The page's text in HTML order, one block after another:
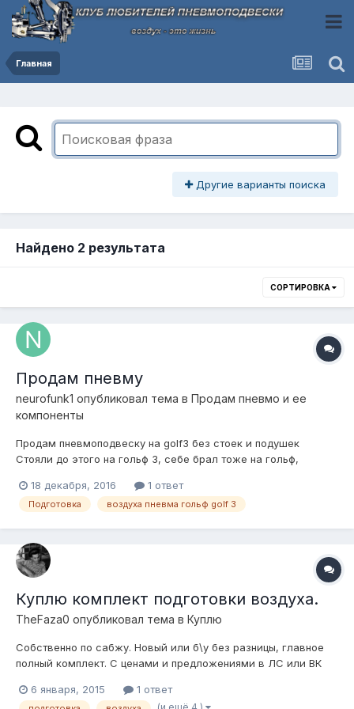
Главная
Другие варианты поиска
Найдено 2 результата
СОРТИРОВКА
Продам пневму
neurofunk1 опубликовал тема в Продам пневмо и ее
компоненты
Продам пневмоподвеску на golf3 без стоек и подушек
Стояли до этого на гольф 3, себе брал тоже на гольф,
покупке: Блок клапанов 4 контура "админ" Компрессор
беркут р20 Ресивер "админ" Аварийный клапан сброса
18 декабря, 2016 1 ответ
Подготовка воздуха пневма гольф golf 3
Куплю комплект подготовки воздуха.
TheFaza0 опубликовал тема в Куплю
Собственно по сабжу. Новый или б\у без разницы, главное
полный комплект. С ценами и предложениями в ЛС или ВК
6 января, 2015
1 ответ